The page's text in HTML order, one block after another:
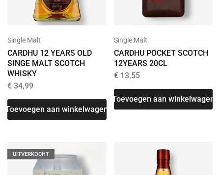
Single Malt
CARDHU 12 YEARS OLD
SINGE MALT SCOTCH
WHISKY
€ 34,99
Toevoegen aan winkelwagen
Single Malt
CARDHU POCKET SCOTCH
12YEARS 20CL
€13,55
Toevoegen aan winkelwagen
UITVERKOCHT